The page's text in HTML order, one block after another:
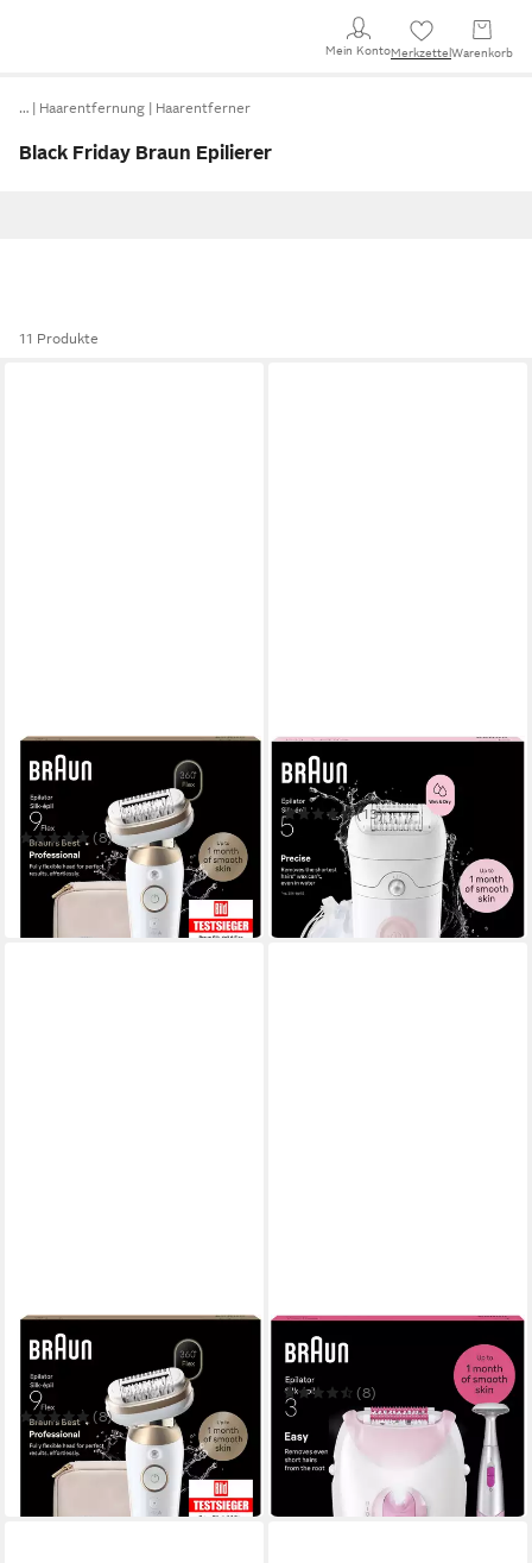
Mein KontoMerkzettel Warenkorb
… Haarentfernung Haarentferner
Black Friday Braun Epilierer
11 Produkte
BRAUN
Epilierer Silk-épil 9 SES9-
060 3D
(8)
179,99 € UVP248,99 €
-28%
lieferbar in 3 Wochen
BRAUN
Epilierer Silk-épil 5 SE5-030
(13)
ab 79,99 € UVP92,99 €
-14%
in 1-2 Werktagen bei dir
BRAUN
Epilierer Silk-épil 9 SES9-
060 3D
(8)
179,99 € UVP248,99 €
-28%
lieferbar in 3 Wochen
BRAUN
Epilierer Silk-épil 3 SE3-202
(8)
49,99 € UVP62,99 €
-21%
in 1-2 Werktagen bei dir